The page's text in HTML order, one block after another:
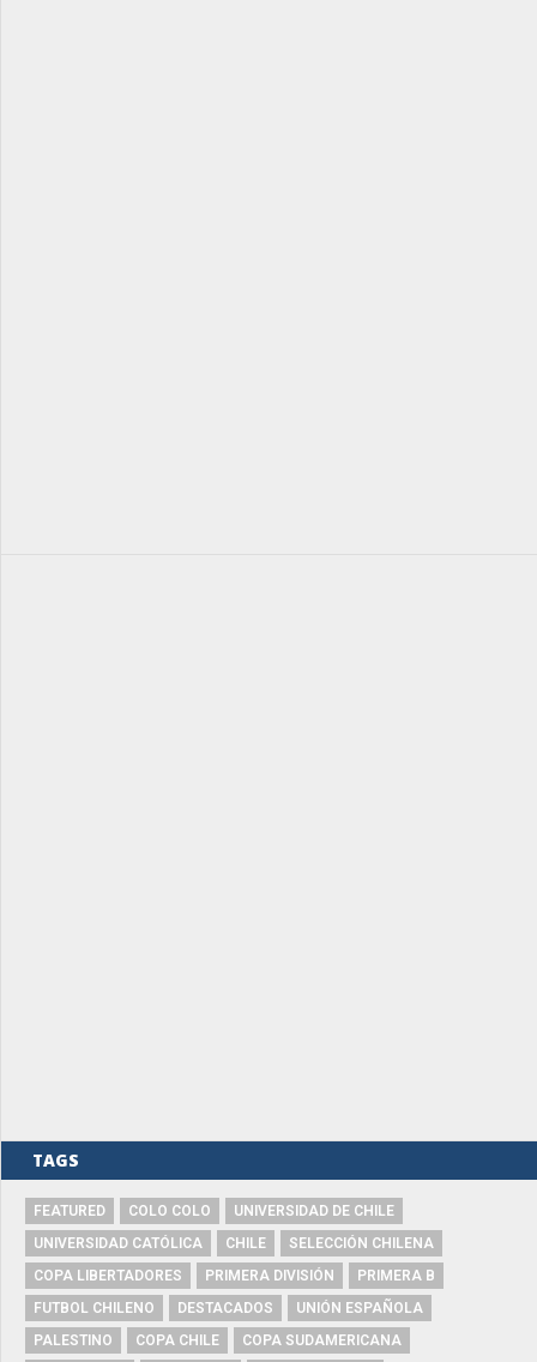
TAGS
FEATURED COLO COLO
UNIVERSIDAD DE CHILE
UNIVERSIDAD CATÓLICA
CHILE
SELECCIÓN CHILENA
COPA LIBERTADORES
PRIMERA DIVISIÓN
PRIMERA B
FUTBOL CHILENO
DESTACADOS
UNIÓN ESPAÑOLA
PALESTINO
COPA CHILE
COPA SUDAMERICANA